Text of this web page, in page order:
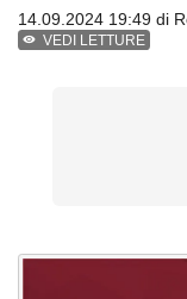
14.09.2024 19:49 di
VEDI LETTURE